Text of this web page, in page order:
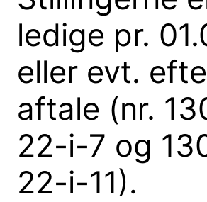
ledige pr.
eller evt.
aftale (nr.
22-i-7 og
22-i-11).